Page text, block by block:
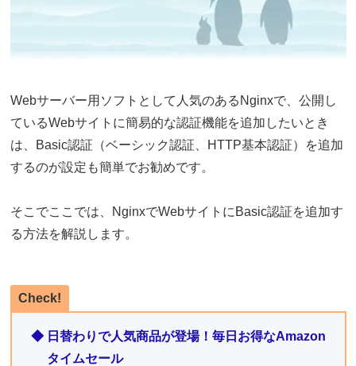
Webサーバー用ソフトとして人気のあるNginxで、公開し
ているWebサイトに簡易的な認証機能を追加したいとき
は、Basic認証（ベーシック認証、HTTP基本認証）を追加
するのが設定も簡単でお勧めです。
そこでここでは、NginxでWebサイトにBasic認証を追加す
る方法を解説します。
Check!
◆ 日替わりで人気商品が登場！毎日お得なAmazon
タイムセール